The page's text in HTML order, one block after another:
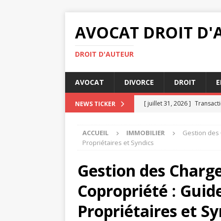
AVOCAT DROIT
DROIT D'AUTEUR
AVOCAT DIVORCE DROIT
NEWS TICKER [ juillet 31, 2026 ]
[ juillet 27, 2026 ] Rédiger
[ juillet 26, 2026 ] Bailleur
IMMOBILIER
[ août 4, 2026 ]
ACCUEIL IMMOBILIER
Gestion des
Propriétaires et Syndics
Gestion des
Copropriété :
Propriétaires et